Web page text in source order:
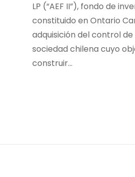
LP (“AEF II”), fondo de
constituido en Ontario
adquisición del control de
sociedad chilena cuyo
construir…